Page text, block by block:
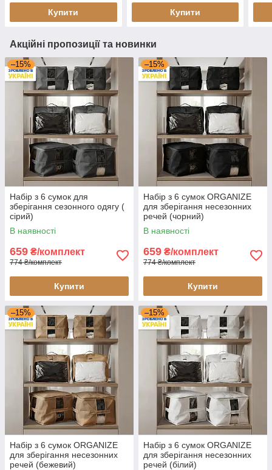
Купити Купити
Акційні пропозиції та новинки
–15%
Набір з 6 сумок для
зберігання сезонного одягу (
сірий)
В наявності
659 ₴/комплект
774 ₴/комплект
Купити
–15%
Набір з 6 сумок ORGANIZE
для зберігання несезонних
речей (чорний)
В наявності
659 ₴/комплект
774 ₴/комплект
Купити
–15%
Набір з 6 сумок ORGANIZE
для зберігання несезонних
речей (бежевий)
–15%
Набір з 6 сумок ORGANIZE
для зберігання несезонних
речей (білий)